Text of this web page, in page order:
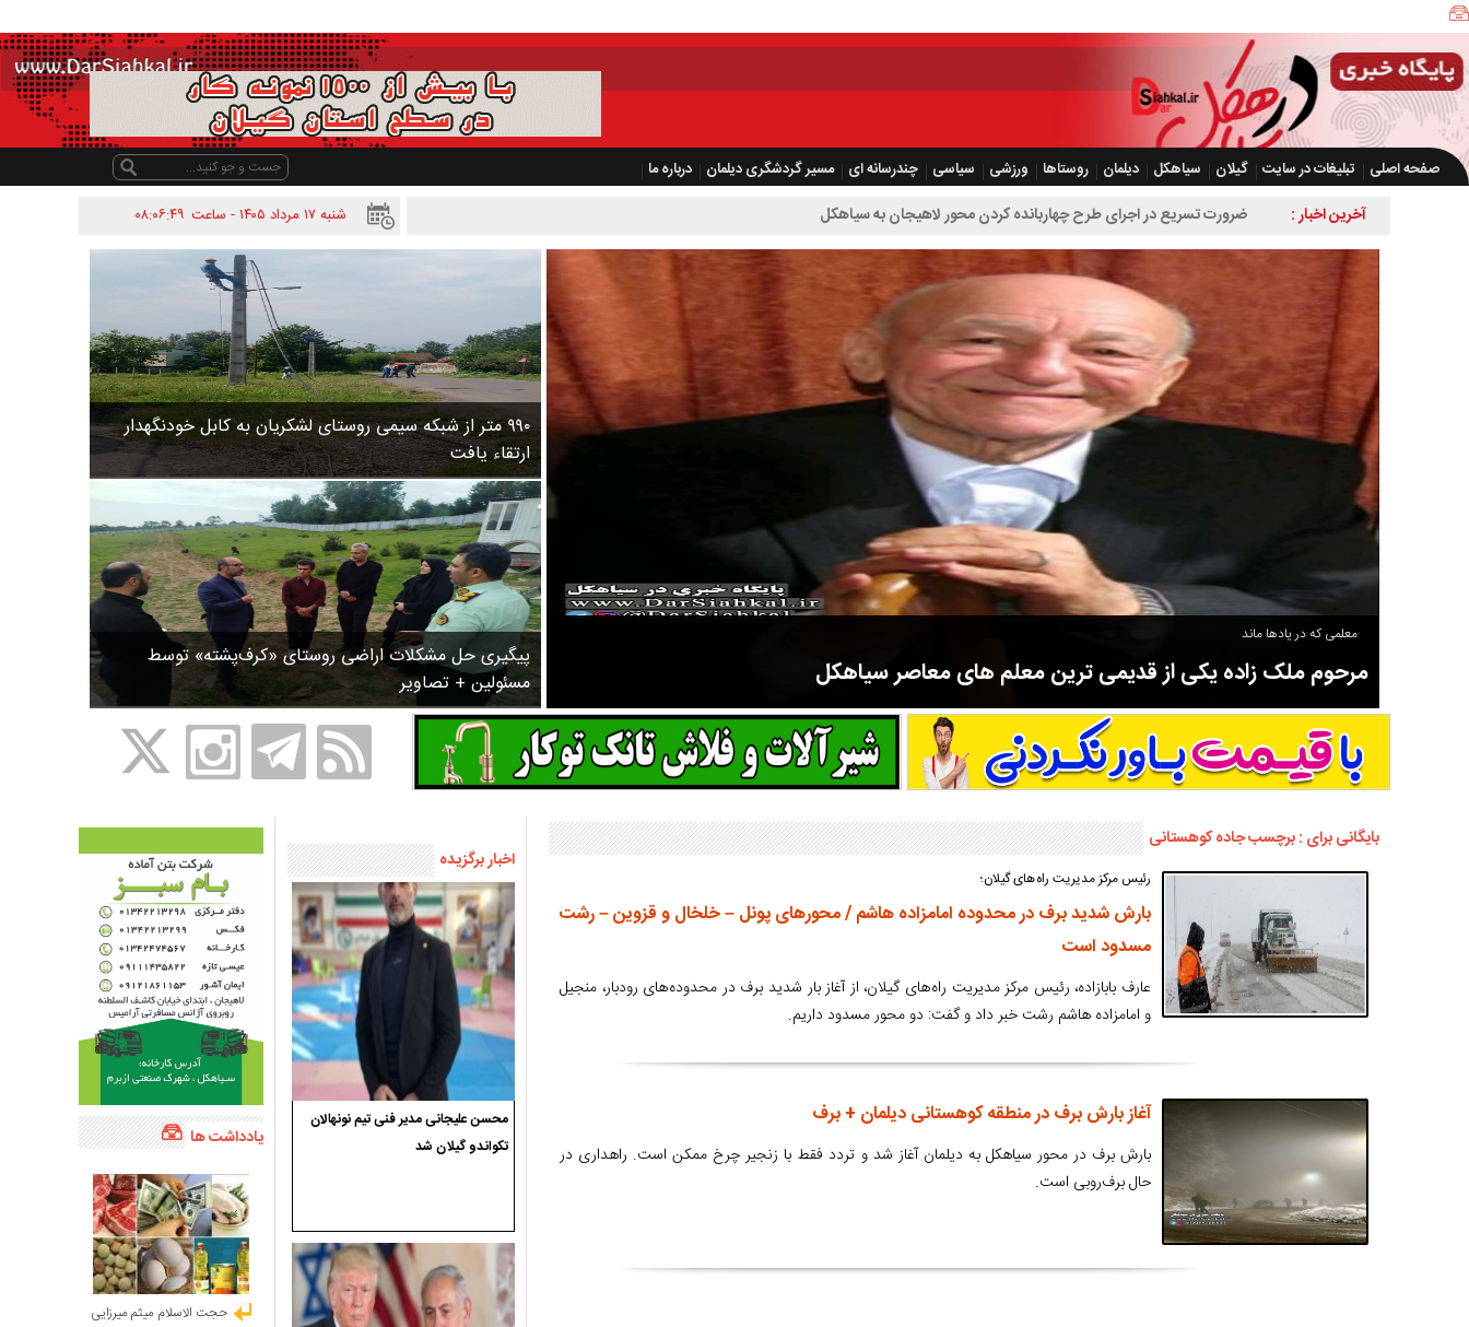
صفحه اصلی تبلیغات در سایت گیلان سیاهکل دیلمان روستاها ورزشی سیاسی چندرسانه ای مسیر گردشگری دیلمان
درباره ما
شنبه ۱۷ مرداد ۱۴۰۵ - ساعت
۰۸:۰۶:۴۹ آخرین اخبار : ضرورت تسریع در اجرای طرح چهاربانده کردن محور لاهیجان به سیاهکل
۹۹۰ متر از شبکه سیمی روستای لشکریان به کابل خودنگهدار
ارتقاء یافت
پیگیری حل مشکلات اراضی روستای «کرف‌پشته» توسط
مسئولین + تصاویر
معلمی که در یادها ماند
مرحوم ملک زاده یکی از قدیمی ترین معلم های معاصر سیاهکل
مرحوم ملک زاده از سال ۱۳۲۷ شروع به تدریس در مدارس سیاهکل کرد و در ۳۱ سال خدمت خود، علاوه بر تدریس در کلاس اول، معلم نهضت
سوادآموزی و عضو موسس مدرسه اورنگ سیاهکل نیز بود و در سال ۱۳۵۸ بازنشست شد.
بایگانی برای : برچسب جاده کوهستانی
رئیس مرکز مدیریت راه های گیلان؛
بارش شدید برف در محدوده امامزاده هاشم / محورهای پونل – خلخال و قزوین – رشت
مسدود است
عارف بابازاده، رئیس مرکز مدیریت راه های گیلان، از آغاز بار شدید برف در محدوده های رودبار، منجیل
و امامزاده هاشم رشت خبر داد و گفت: دو محور مسدود داریم.
آغاز بارش برف در منطقه کوهستانی دیلمان + برف
بارش برف در محور سیاهکل به دیلمان آغاز شد و تردد فقط با زنجیر چرخ ممکن است. راهداری در
حال برف‌روبی است.
اخبار برگزیده
محسن علیجانی مدیر فنی تیم نونهالان
تکواندو گیلان شد
یادداشت ها
حجت الاسلام میثم میرزایی